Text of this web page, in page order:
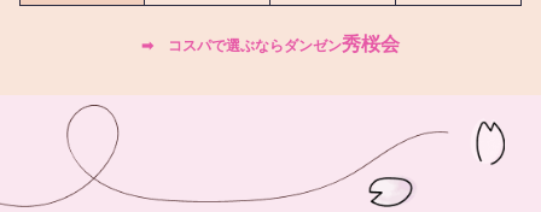
➡︎ コスパで選ぶならダンゼン秀桜会